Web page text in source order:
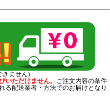
きません)
いただけません。 ご注文内容の条件
る配送業者・方法でのお届けとなり